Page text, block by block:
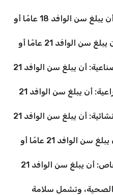
رخصة قيادة دراجة: أن يبلغ سن الوافد 18 عامًا أو
رخصة قيادة عامة: أن يبلغ سن الوافد 21 عامًا أو
رخصة قيادة مركبة صناعية: أن يبلغ سن الوافد 21
رخصة قيادة مركبة زراعية: أن يبلغ سن الوافد 21
رخصة قيادة مركبة إنشائية: أن يبلغ سن الوافد 21
رخصة قيادة جرار: أن يبلغ سن الوافد 21 عامًا أو
رخصة قيادة نشاط خاص: أن يبلغ سن الوافد 21
الصحية، وتشمل سلامة